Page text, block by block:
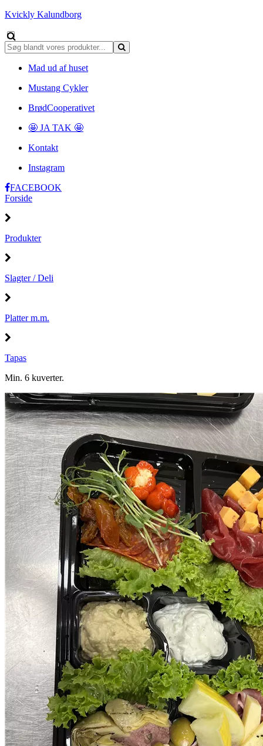
Kvickly Kalundborg
Mad ud af huset
Mustang Cykler
BrødCooperativet
🤩 JA TAK 🤩
Kontakt
Instagram
FACEBOOK
Forside
Produkter
Slagter / Deli
Platter m.m.
Tapas
Min. 6 kuverter.